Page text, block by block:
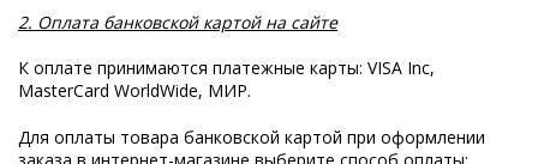
2. Оплата банковской картой на сайте
К оплате принимаются платежные карты: VISA Inc,
MasterCard WorldWide, МИР.
Для оплаты товара банковской картой при оформлении